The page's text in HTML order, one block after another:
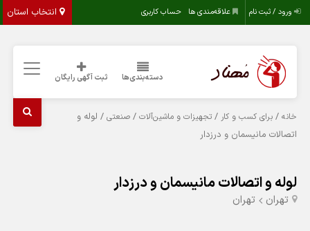
انتخاب استان ورود / ثبت نام علاقه‌مندی ها حساب کاربری
دسته‌بندی‌ها ثبت آگهی رایگان
خانه /برای کسب و کار /تجهیزات و ماشین‌آلات /صنعتی / لوله و
اتصالات مانیسمان و درزدار
لوله و اتصالات مانیسمان و درزدار
تهران تهران